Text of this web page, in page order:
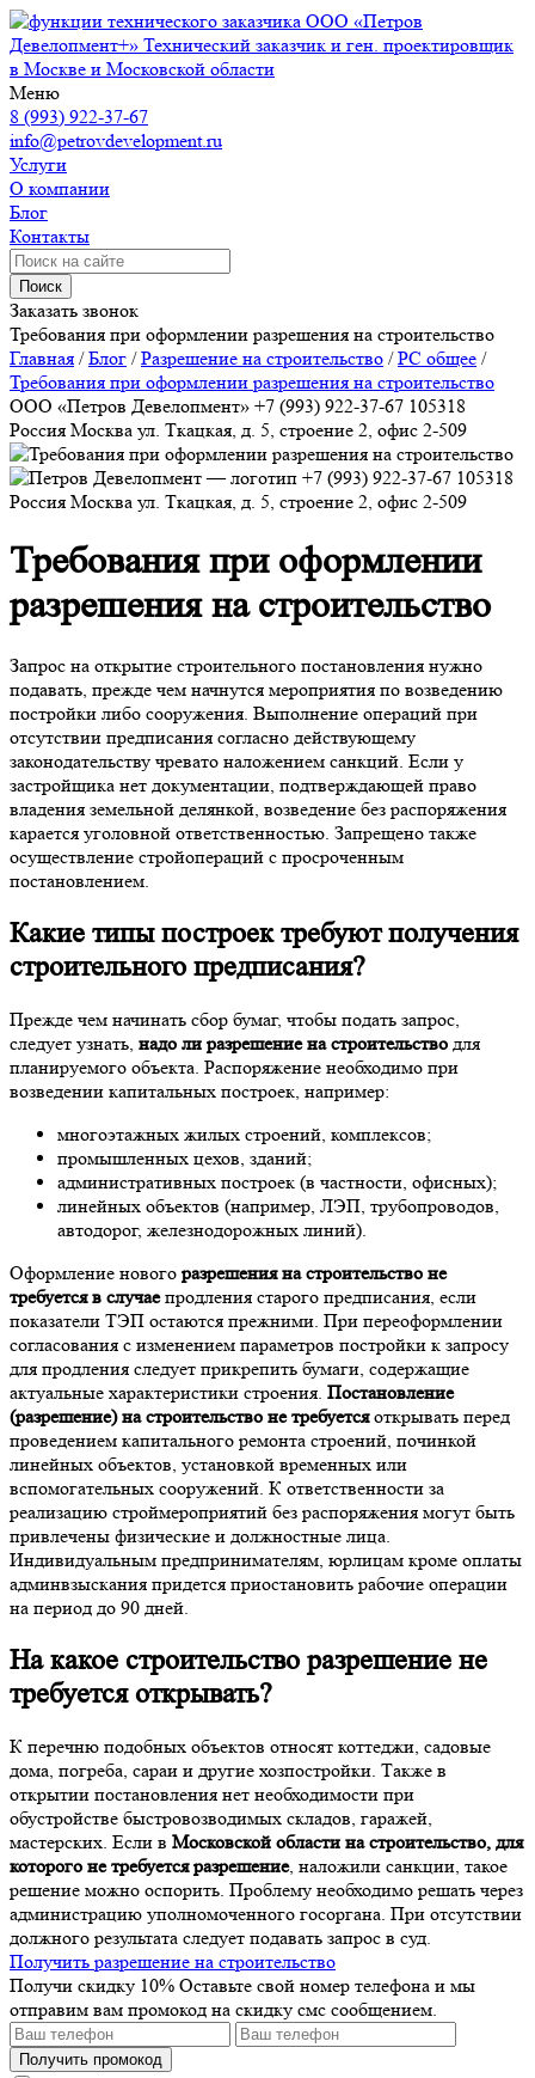
ООО «Петров
Девелопмент+» Технический заказчик и ген. проектировщик
в Москве и Московской области
Меню
8 (993) 922-37-67
info@petrovdevelopment.ru
Услуги
О компании
Блог
Контакты
Поиск
Заказать звонок
Требования при оформлении разрешения на строительство
Главная /Блог /Разрешение на строительство /РС общее /
Требования при оформлении разрешения на строительство
ООО «Петров Девелопмент» +7 (993) 922-37-67 105318
Россия Москва ул. Ткацкая, д. 5, строение 2, офис 2-509
+7 (993) 922-37-67 105318
Россия Москва ул. Ткацкая, д. 5, строение 2, офис 2-509
Требования при оформлении
разрешения на строительство
Запрос на открытие строительного постановления нужно
подавать, прежде чем начнутся мероприятия по возведению
постройки либо сооружения. Выполнение операций при
отсутствии предписания согласно действующему
законодательству чревато наложением санкций. Если у
застройщика нет документации, подтверждающей право
владения земельной делянкой, возведение без распоряжения
карается уголовной ответственностью. Запрещено также
осуществление стройопераций с просроченным
постановлением.
Какие типы построек требуют получения
строительного предписания?
Прежде чем начинать сбор бумаг, чтобы подать запрос,
следует узнать, надо ли разрешение на строительство для
планируемого объекта. Распоряжение необходимо при
возведении капитальных построек, например:
многоэтажных жилых строений, комплексов;
промышленных цехов, зданий;
административных построек (в частности, офисных);
линейных объектов (например, ЛЭП, трубопроводов,
автодорог, железнодорожных линий).
Оформление нового разрешения на строительство не
требуется в случаепродления старого предписания, если
показатели ТЭП остаются прежними. При переоформлении
согласования с изменением параметров постройки к запросу
для продления следует прикрепить бумаги, содержащие
актуальные характеристики строения. Постановление
(разрешение) на строительство не требуетсяоткрывать перед
проведением капитального ремонта строений, починкой
линейных объектов, установкой временных или
вспомогательных сооружений. К ответственности за
реализацию строймероприятий без распоряжения могут быть
привлечены физические и должностные лица.
Индивидуальным предпринимателям, юрлицам кроме оплаты
админвзыскания придется приостановить рабочие операции
на период до 90 дней.
На какое строительство разрешение не
требуетсяоткрывать?
К перечню подобных объектов относят коттеджи, садовые
дома, погреба, сараи и другие хозпостройки. Также в
открытии постановления нет необходимости при
обустройстве быстровозводимых складов, гаражей,
мастерских. Если в Московской области на строительство, для
которого не требуется разрешение, наложили санкции, такое
решение можно оспорить. Проблему необходимо решать через
администрацию уполномоченного госоргана. При отсутствии
должного результата следует подавать запрос в суд.
Получить разрешение на строительство
Получи скидку 10% Оставьте свой номер телефона и мы
отправим вам промокод на скидку смс сообщением.
Получить промокод